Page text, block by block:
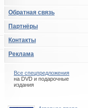
Обратная связь
Партнёры
Контакты
Реклама
Все спецпредложения
на DVD и подарочные
издания